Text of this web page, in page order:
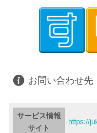
お問い合わせ先
サービス情報
サイト
https://